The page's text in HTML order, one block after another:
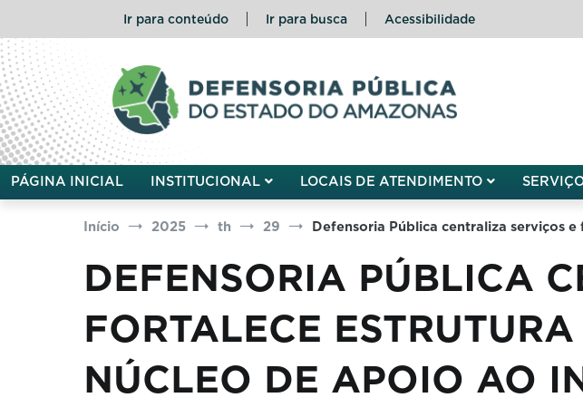
o
conteúdo
Ir para conteúdo Ir para busca Acessibilidade
Defensoria Pública do Estado do Amazonas
PÁGINA INICIAL INSTITUCIONAL LOCAIS DE ATENDIMENTO
Início 2025 th 29 Defensoria Pública centraliza serviços
DEFENSORIA PÚBLICA
FORTALECE
NÚCLEO DE APOIO AO